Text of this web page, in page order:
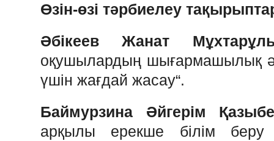
Өзін-өзі тәрбиелеу
Әбікеев
Жанат
оқушылардың шығармашылық
үшін жағдай жасау“.
Баймурзина
Әйгерім
арқылы
ерекше білім